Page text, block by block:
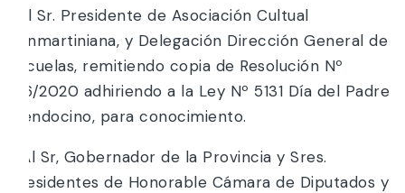
1.Al Sr. Presidente de Asociación Cultual
Sanmartiniana, y Delegación Dirección General de
Escuelas, remitiendo copia de Resolución Nº
166/2020 adhiriendo a la Ley Nº 5131 Día del Padre
Mendocino, para conocimiento.
2.Al Sr, Gobernador de la Provincia y Sres.
Presidentes de Honorable Cámara de Diputados y